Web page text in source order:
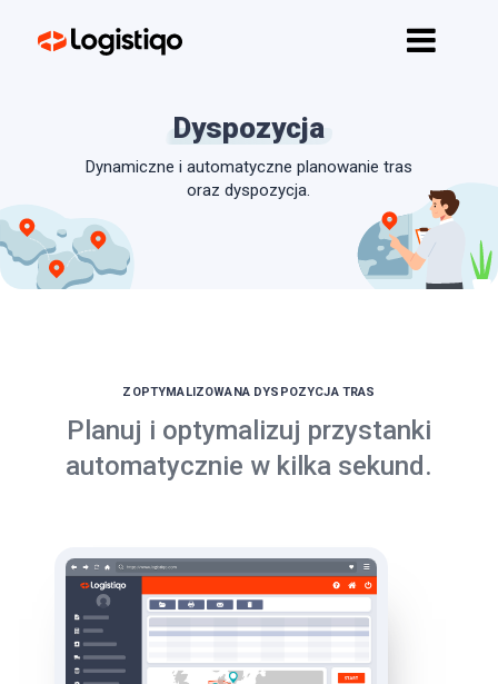
Strona główna
Cennik
Kontakt
Rozpocznij
Dyspozycja
Dynamiczne i automatyczne planowanie tras
oraz dyspozycja.
ZOPTYMALIZOWANA DYSPOZYCJA TRAS
Planuj i optymalizuj przystanki
automatycznie w kilka sekund.